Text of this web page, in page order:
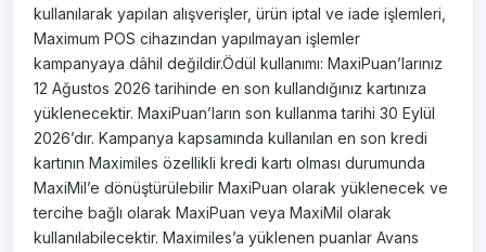
kullanılarak yapılan alışverişler, ürün iptal ve iade işlemleri,
Maximum POS cihazından yapılmayan işlemler
kampanyaya dâhil değildir.Ödül kullanımı: MaxiPuan’larınız
12 Ağustos 2026 tarihinde en son kullandığınız kartınıza
yüklenecektir. MaxiPuan’ların son kullanma tarihi 30 Eylül
2026’dır. Kampanya kapsamında kullanılan en son kredi
kartının Maximiles özellikli kredi kartı olması durumunda
MaxiMil’e dönüştürülebilir MaxiPuan olarak yüklenecek ve
tercihe bağlı olarak MaxiPuan veya MaxiMil olarak
kullanılabilecektir. Maximiles’a yüklenen puanlar Avans